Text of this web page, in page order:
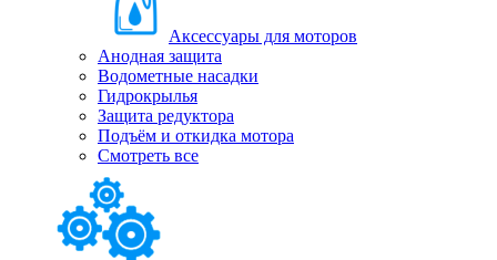
Аксессуары для моторов
Анодная защита
Водометные насадки
Гидрокрылья
Защита редуктора
Подъём и откидка мотора
Смотреть все